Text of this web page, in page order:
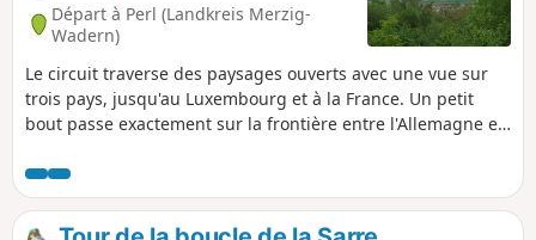
Départ à Perl (Landkreis Merzig-
Wadern)
Le circuit traverse des paysages ouverts avec une vue sur
trois pays, jusqu'au Luxembourg et à la France. Un petit
bout passe exactement sur la frontière entre l'Allemagne et
Allemagne et le pied droit en France. Le paysage change
constamment et offre, outre la vallée de la Moselle couverte
de vignes, des forêts rustiques et les vastes champs du